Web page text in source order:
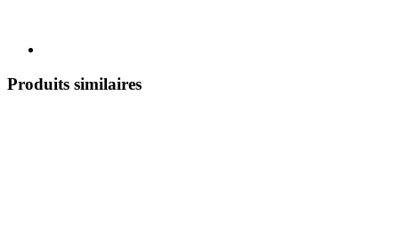
Produits similaires